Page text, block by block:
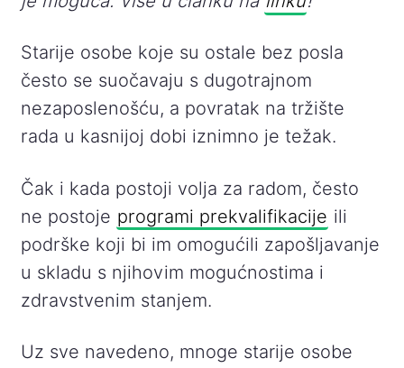
Starije osobe koje su ostale bez posla
često se suočavaju s dugotrajnom
nezaposlenošću, a povratak na tržište
rada u kasnijoj dobi iznimno je težak.
Čak i kada postoji volja za radom, često
ne postoje programi prekvalifikacije ili
podrške koji bi im omogućili zapošljavanje
u skladu s njihovim mogućnostima i
zdravstvenim stanjem.
Uz sve navedeno, mnoge starije osobe